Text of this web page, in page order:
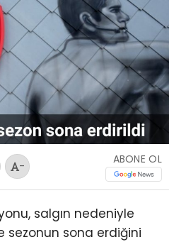
-
ABONE OL
salgın nedeniyle
sezonun sona erdiğini